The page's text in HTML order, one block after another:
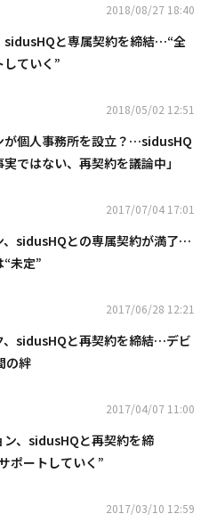
2018/08/27 18:40
sidusHQと専属契約を締結…“全
ていく”
2018/05/02 12:51
が個人事務所を設立？…sidusHQ
ではない、再契約を議論中」
2017/07/04 17:01
、sidusHQとの専属契約が満了…
未定”
2017/06/28 12:21
、sidusHQと再契約を締結…デビ
の絆
2017/04/07 11:00
ン、sidusHQと再契約を締
ポートしていく”
2017/03/10 12:59